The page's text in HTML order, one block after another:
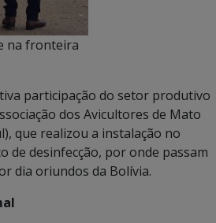
na fronteira
participação do setor produtivo
dos Avicultores de Mato
que realizou a instalação no
de desinfecção, por onde passam
dia oriundos da Bolívia.